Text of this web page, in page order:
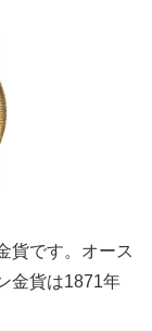
貨です。オース
金貨は1871年